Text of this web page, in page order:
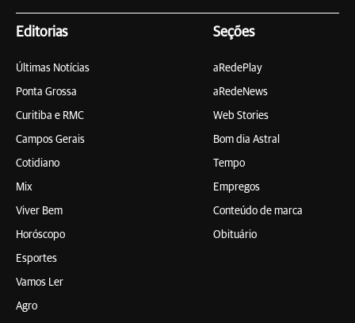
Editorias
Últimas Notícias
Ponta Grossa
Curitiba e RMC
Campos Gerais
Cotidiano
Mix
Viver Bem
Horóscopo
Esportes
Vamos Ler
Agro
Seções
aRedePlay
aRedeNews
Web Stories
Bom dia Astral
Tempo
Empregos
Conteúdo de marca
Obituário